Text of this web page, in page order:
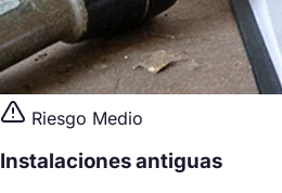
Riesgo Medio
Instalaciones antiguas